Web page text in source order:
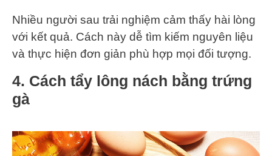
Nhiều người sau trải nghiệm cảm thấy hài lòng
với kết quả. Cách này dễ tìm kiếm nguyên liệu
và thực hiện đơn giản phù hợp mọi đối tượng.
4. Cách tẩy lông nách bằng trứng
gà